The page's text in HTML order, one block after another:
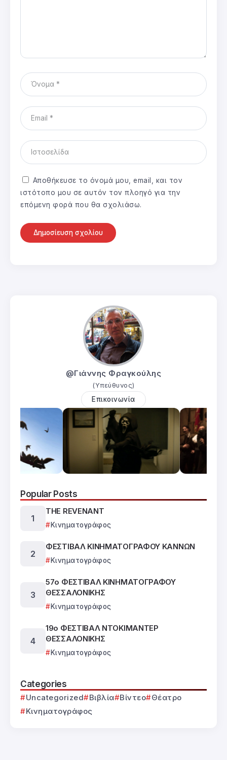
Αποθήκευσε το όνομά μου, email, και τον
ιστότοπο μου σε αυτόν τον πλοηγό για την
επόμενη φορά που θα σχολιάσω.
@Γιάννης Φραγκούλης
(Υπεύθυνος)
Επικοινωνία
Popular Posts
THE REVENANT
Κινηματογράφος
ΦΕΣΤΙΒΑΛ ΚΙΝΗΜΑΤΟΓΡΑΦΟΥ ΚΑΝΝΩΝ
Κινηματογράφος
57ο ΦΕΣΤΙΒΑΛ ΚΙΝΗΜΑΤΟΓΡΑΦΟΥ
ΘΕΣΣΑΛΟΝΙΚΗΣ
Κινηματογράφος
19ο ΦΕΣΤΙΒΑΛ ΝΤΟΚΙΜΑΝΤΕΡ
ΘΕΣΣΑΛΟΝΙΚΗΣ
Κινηματογράφος
Categories
Uncategorized Βιβλία Βίντεο
Θέατρο
Κινηματογράφος